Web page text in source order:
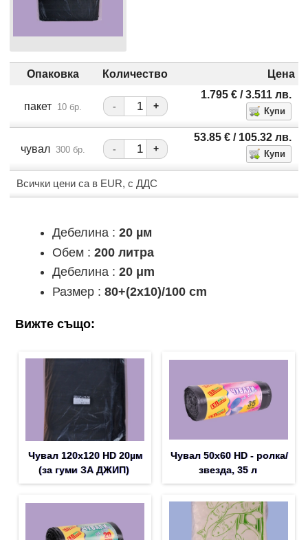
Опаковка Количество Цена
пакет 10 бр. - +
1.795 €/ 3.511 лв.
чувал 300 бр. - +
53.85 €/ 105.32 лв.
Всички цени са в EUR, с ДДС
Дебелина : 20 µм
Обем : 200 литра
Дебелина : 20 μm
Размер : 80+(2x10)/100 cm
Вижте също:
Чувал 120x120 HD 20µм
(за гуми ЗА ДЖИП)
Чувал 50х60 HD - ролка/
звезда, 35 л